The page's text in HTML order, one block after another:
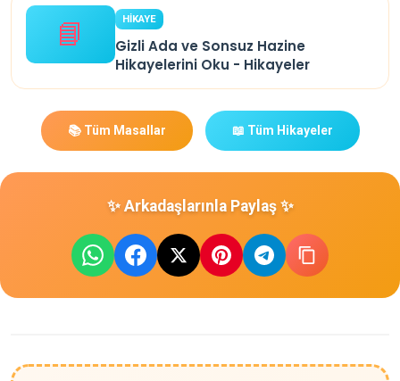
📘 HİKAYE
Gizli Ada ve Sonsuz Hazine
Hikayelerini Oku - Hikayeler
📚 Tüm Masallar 📖 Tüm Hikayeler
✨ Arkadaşlarınla Paylaş ✨